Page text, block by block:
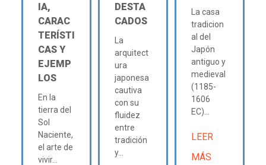
IA,
CARAC
TERÍSTI
CAS Y
EJEMP
LOS
En la
tierra del
Sol
Naciente,
el arte de
vivir...
DESTA
CADOS
La
arquitect
ura
japonesa
cautiva
con su
fluidez
entre
tradición
y...
La casa
tradicion
al del
Japón
antiguo y
medieval
(1185-
1606
EC)...
LEER
MÁS